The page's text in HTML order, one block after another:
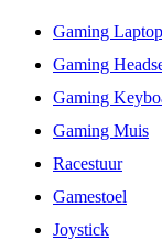
Gaming Laptop
Gaming
Gaming
Gaming Muis
Racestuur
Gamestoel
Joystick